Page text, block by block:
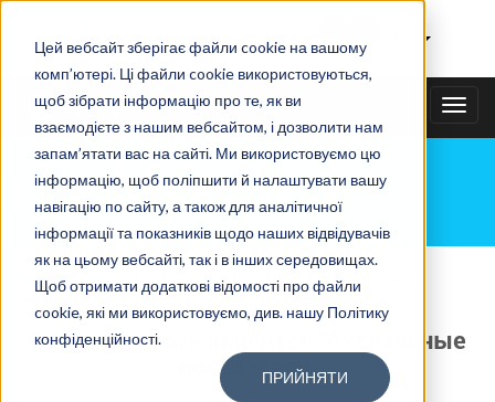
Цей вебсайт зберігає файли cookie на вашому
комп’ютері. Ці файли cookie використовуються,
щоб зібрати інформацію про те, як ви
взаємодієте з нашим вебсайтом, і дозволити нам
запам’ятати вас на сайті. Ми використовуємо цю
інформацію, щоб поліпшити й налаштувати вашу
навігацію по сайту, а також для аналітичної
інформації та показників щодо наших відвідувачів
як на цьому вебсайті, так і в інших середовищах.
Щоб отримати додаткові відомості про файли
cookie, які ми використовуємо, див. нашу Політику
конфіденційності.
ПРИЙНЯТИ
+38(067)3538585
БЛОГ
Главная »Блог»Благодарность клиентов. Актуальные
показатели.
Благодарность клиентов. Актуальные
показатели.